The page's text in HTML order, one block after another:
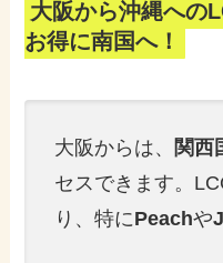
大阪から沖縄への
お得に南国へ！
大阪からは、 関西
セスできます。
り、特にPeachや